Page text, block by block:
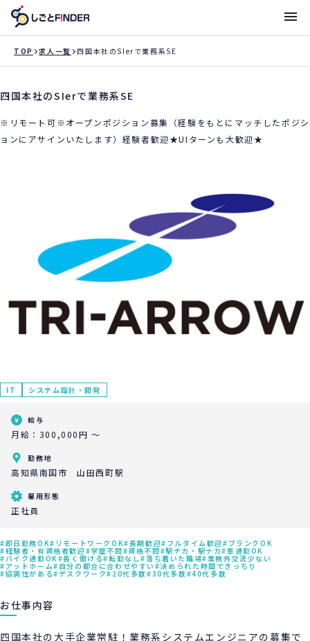
メニ
働き方・サポート体制一覧
TOP 求人一覧 四国本社のSIerで業務系SE
四国本社のSIerで業務系SE
※リモート可※オープンポジション募集（経験をもとにマッチしたポジシ
ョンにアサインいたします）経験者歓迎★UIターンも大歓迎★
IT システム設計・開発
給与
月給：300,000円 ～
勤務地
高知県南国市 山田西町駅
雇用形態
正社員
即日勤務OK リモートワークOK 長期歓迎 フルタイム歓迎 ブランクOK
経験者・有資格者歓迎 学歴不問 資格不問 駅チカ・駅ナカ 車通勤OK
バイク通勤OK 長く働ける 転勤なし 落ち着いた職場 業務外交流少ない
アットホーム 自分の都合に合わせやすい 決められた時間できっちり
協調性がある デスクワーク 20代多数 30代多数 40代多数
お仕事内容
四国本社の大手企業常駐！業務系システムエンジニアの募集で